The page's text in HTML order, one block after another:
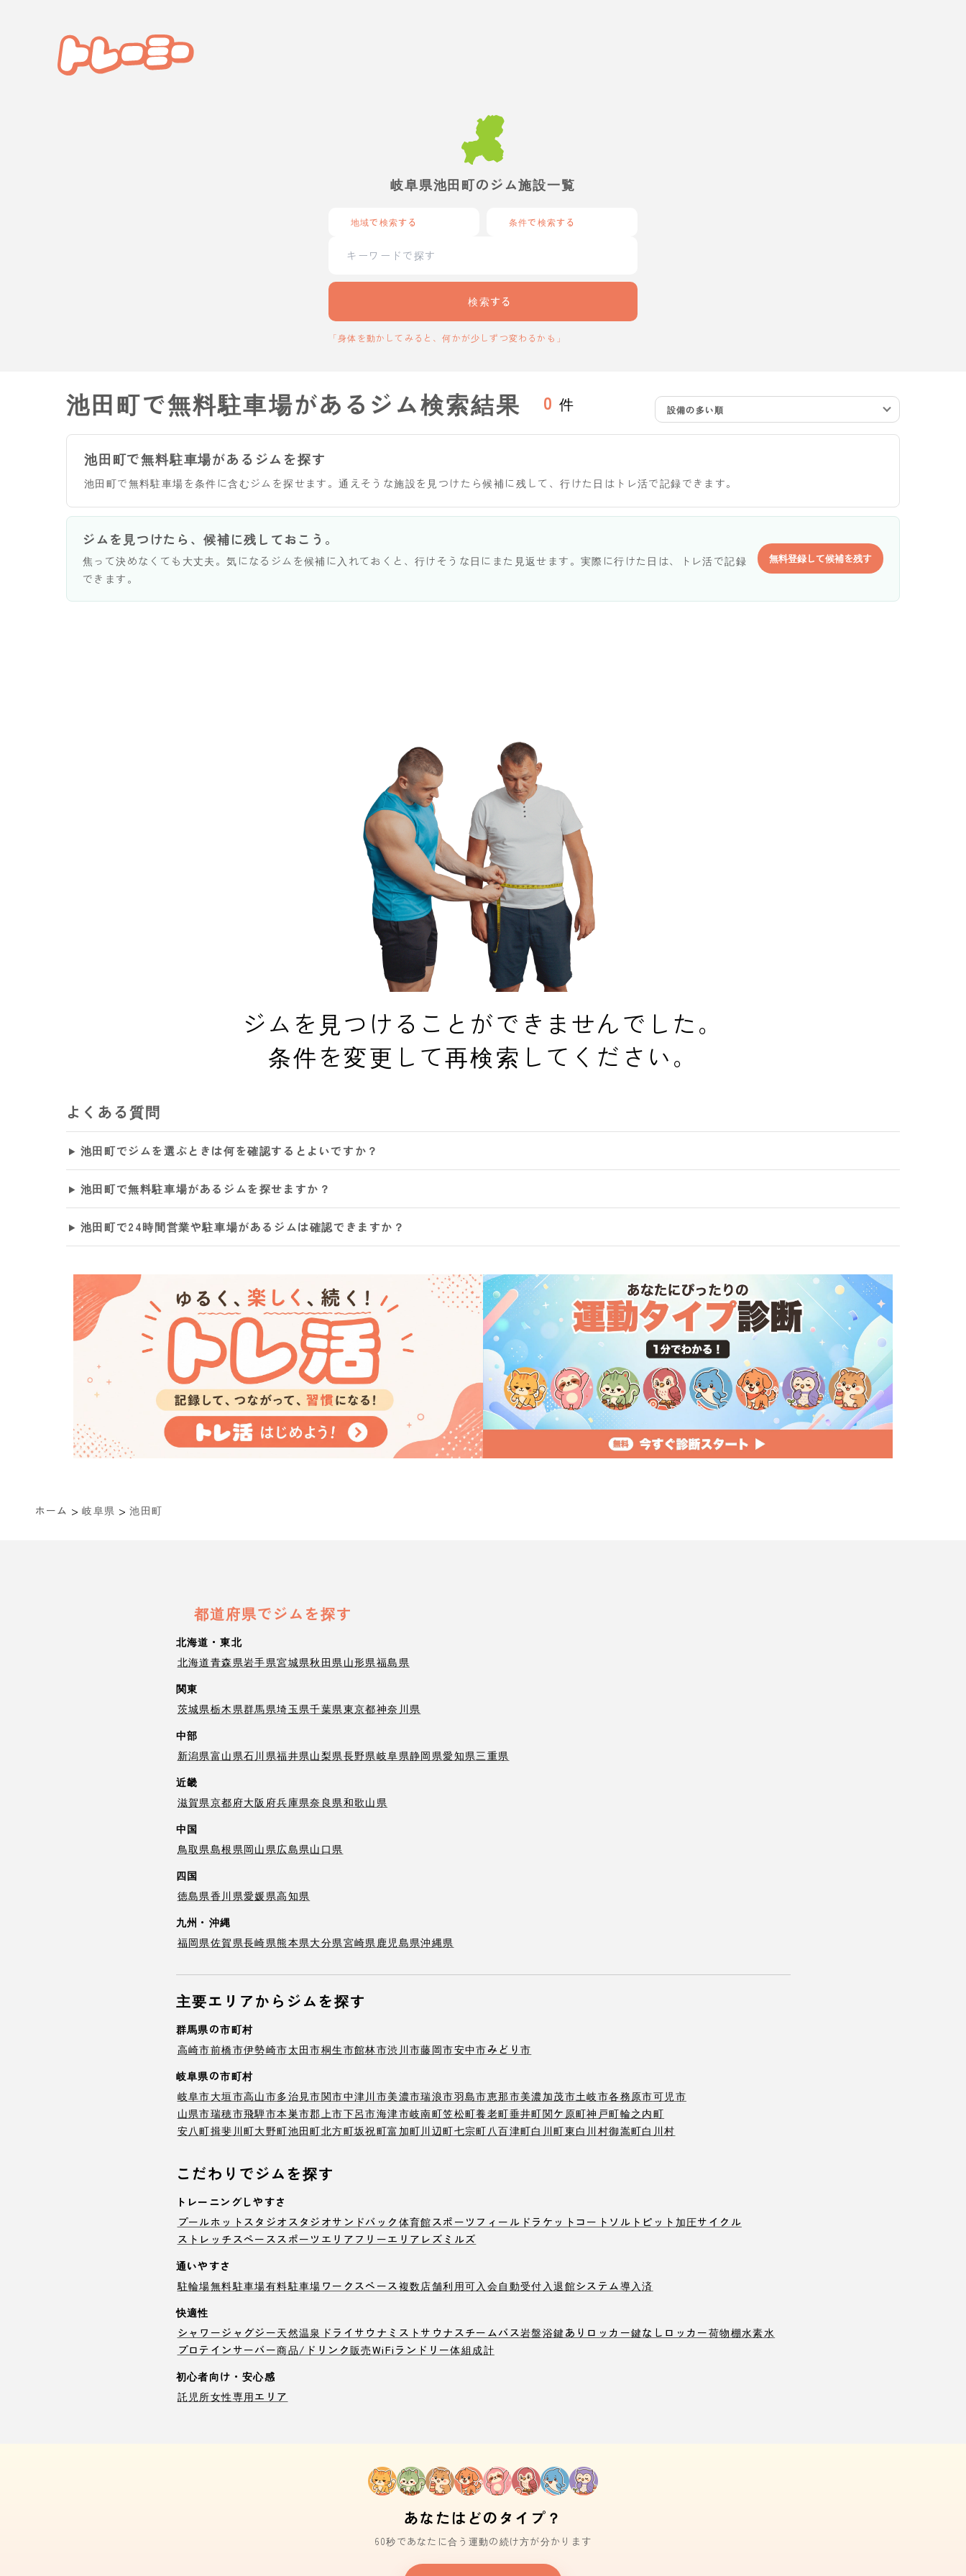
岐阜県池田町のジム施設一覧
地域で検索する 条件で検索する
検索する
「身体を動かしてみると、何かが少しずつ変わるかも」
池田町で無料駐車場があるジム検索結果 0 件 設備の多い順
池田町で無料駐車場があるジムを探す
池田町で無料駐車場を条件に含むジムを探せます。通えそうな施設を見つけたら候補に残して、行けた日はトレ活で記録できます。
ジムを見つけたら、候補に残しておこう。
焦って決めなくても大丈夫。気になるジムを候補に入れておくと、行けそうな日にまた見返せます。実際に行けた日は、トレ活で記録
できます。
無料登録して候補を残す
ジムを見つけることができませんでした。
条件を変更して再検索してください。
よくある質問
池田町でジムを選ぶときは何を確認するとよいですか？
池田町で無料駐車場があるジムを探せますか？
池田町で24時間営業や駐車場があるジムは確認できますか？
ホーム > 岐阜県 > 池田町
都道府県でジムを探す
北海道・東北
北海道青森県岩手県宮城県秋田県山形県福島県
関東
茨城県栃木県群馬県埼玉県千葉県東京都神奈川県
中部
新潟県富山県石川県福井県山梨県長野県岐阜県静岡県愛知県三重県
近畿
滋賀県京都府大阪府兵庫県奈良県和歌山県
中国
鳥取県島根県岡山県広島県山口県
四国
徳島県香川県愛媛県高知県
九州・沖縄
福岡県佐賀県長崎県熊本県大分県宮崎県鹿児島県沖縄県
主要エリアからジムを探す
群馬県の市町村
高崎市前橋市伊勢崎市太田市桐生市館林市渋川市藤岡市安中市みどり市
岐阜県の市町村
岐阜市大垣市高山市多治見市関市中津川市美濃市瑞浪市羽島市恵那市美濃加茂市土岐市各務原市可児市
山県市瑞穂市飛騨市本巣市郡上市下呂市海津市岐南町笠松町養老町垂井町関ケ原町神戸町輪之内町
安八町揖斐川町大野町池田町北方町坂祝町富加町川辺町七宗町 八百津町白川町東白川村御嵩町白川村
こだわりでジムを探す
トレーニングしやすさ
プールホットスタジオ スタジオサンドバック 体育館スポーツフィールド ラケットコート ソルトピット 加圧サイクル
ストレッチスペーススポーツエリア フリーエリア レズミルズ
通いやすさ
駐輪場無料駐車場有料駐車場 ワークスペース複数店舗利用可入会自動受付 入退館システム導入済
快適性
シャワージャグジー天然温泉 ドライサウナ ミストサウナ スチームバス岩盤浴鍵ありロッカー鍵なしロッカー荷物棚水素水
プロテインサーバー商品/ドリンク販売WiFi ランドリー体組成計
初心者向け・安心感
託児所女性専用エリア
あなたはどのタイプ？
60秒であなたに合う運動の続け方が分かります